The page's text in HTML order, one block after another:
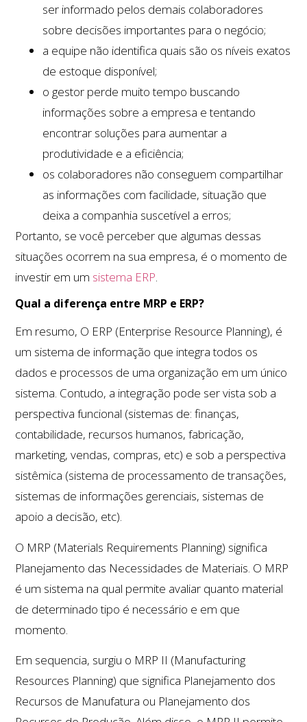
ser informado pelos demais colaboradores
sobre decisões importantes para o negócio;
a equipe não identifica quais são os níveis exatos
de estoque disponível;
o gestor perde muito tempo buscando
informações sobre a empresa e tentando
encontrar soluções para aumentar a
produtividade e a eficiência;
os colaboradores não conseguem compartilhar
as informações com facilidade, situação que
deixa a companhia suscetível a erros;
Portanto, se você perceber que algumas dessas
situações ocorrem na sua empresa, é o momento de
investir em um sistema ERP.
Qual a diferença entre MRP e ERP?
Em resumo, O ERP (Enterprise Resource Planning), é
um sistema de informação que integra todos os
dados e processos de uma organização em um único
sistema. Contudo, a integração pode ser vista sob a
perspectiva funcional (sistemas de: finanças,
contabilidade, recursos humanos, fabricação,
marketing, vendas, compras, etc) e sob a perspectiva
sistêmica (sistema de processamento de transações,
sistemas de informações gerenciais, sistemas de
apoio a decisão, etc).
O MRP (Materials Requirements Planning) significa
Planejamento das Necessidades de Materiais. O MRP
é um sistema na qual permite avaliar quanto material
de determinado tipo é necessário e em que
momento.
Em sequencia, surgiu o MRP II (Manufacturing
Resources Planning) que significa Planejamento dos
Recursos de Manufatura ou Planejamento dos